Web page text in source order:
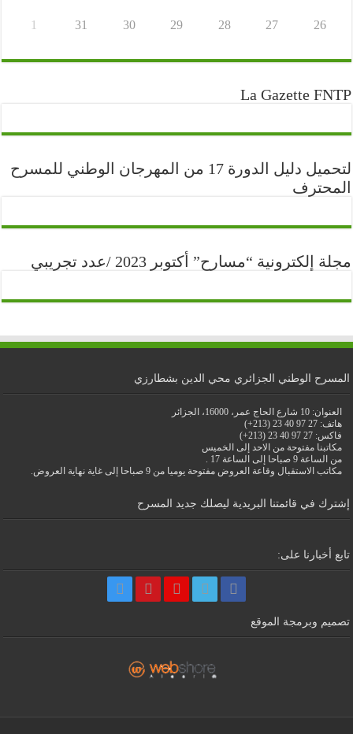
26
27
28
29
30
31
1
La Gazette FNTP
لتحميل دليل الدورة 17 من المهرجان الوطني للمسرح
المحترف
مجلة إلكترونية “مسارح” أكتوبر 2023 /عدد تجريبي
المسرح الوطني الجزائري محي الدين بشطارزي
العنوان: 10 شارع الحاج عمر، 16000، الجزائر
هاتف: 27 97 40 23 (213+)
فاكس: 27 97 40 23 (213+)
مكاتبنا مفتوحة من الاحد إلى الخميس
من الساعة 9 صباحا إلى الساعة 17 .
مكاتب الاستقبال وقاعة العروض مفتوحة يوميا من 9 صباحا إلى غاية نهاية العروض.
إشترك في قائمتنا البريدية ليصلك جديد المسرح
تابع أخبارنا على:
تصميم وبرمجة الموقع